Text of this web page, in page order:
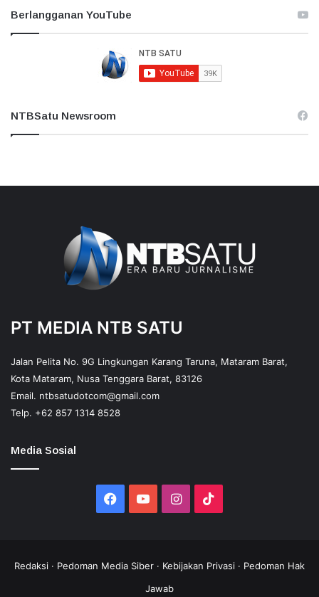
Berlangganan YouTube
NTBSatu Newsroom
PT MEDIA NTB SATU
Jalan Pelita No. 9G Lingkungan Karang Taruna, Mataram Barat,
Kota Mataram, Nusa Tenggara Barat, 83126
Email. ntbsatudotcom@gmail.com
Telp. +62 857 1314 8528
Media Sosial
Facebook
YouTubeInstagram
Redaksi · Pedoman Media Siber · Kebijakan Privasi · Pedoman Hak
Jawab